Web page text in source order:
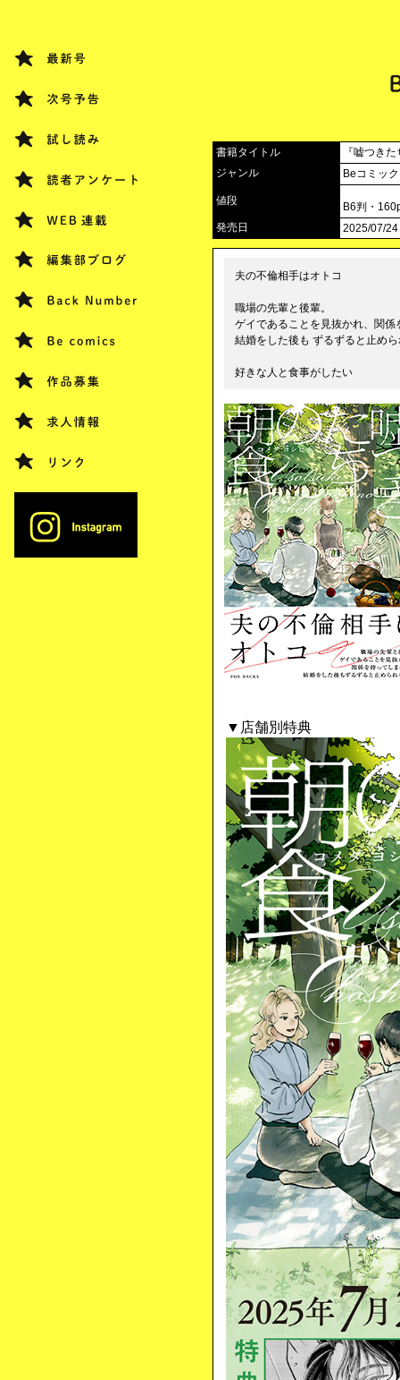
書籍タイトル
『嘘つき
ジャンル
Beコミッ
値段
B6判・
発売日
2025/07/24
夫の不倫相手はオトコ
職場の先輩と後輩。
ゲイであることを見抜かれ、関係
結婚をした後も ずるずると止め
好きな人と食事がしたい
▼店舗別特典